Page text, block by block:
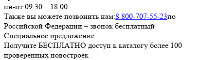
пн-пт 09:30 – 18:00
Также вы можете позвонить нам:8 800-707-55-23по
Российской Федерации – звонок бесплатный
Специальное предложение
Получите БЕСПЛАТНО доступ к каталогу более 100
проверенных новостроек